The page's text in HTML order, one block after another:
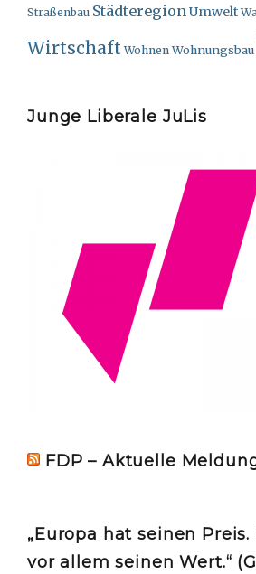
Straßenbau Städteregion Umwelt
Wirtschaft Wohnen Wohnungsbau
Junge Liberale JuLis
FDP – Aktuelle
„Europa hat seinen
vor allem seinen Wert.“